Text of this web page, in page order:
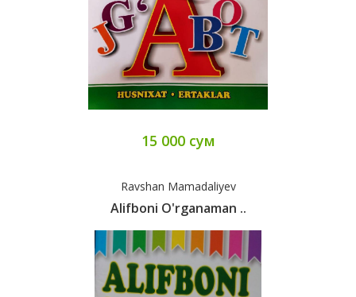
15 000 сум
Ravshan Mamadaliyev
Alifboni O'rganaman ..